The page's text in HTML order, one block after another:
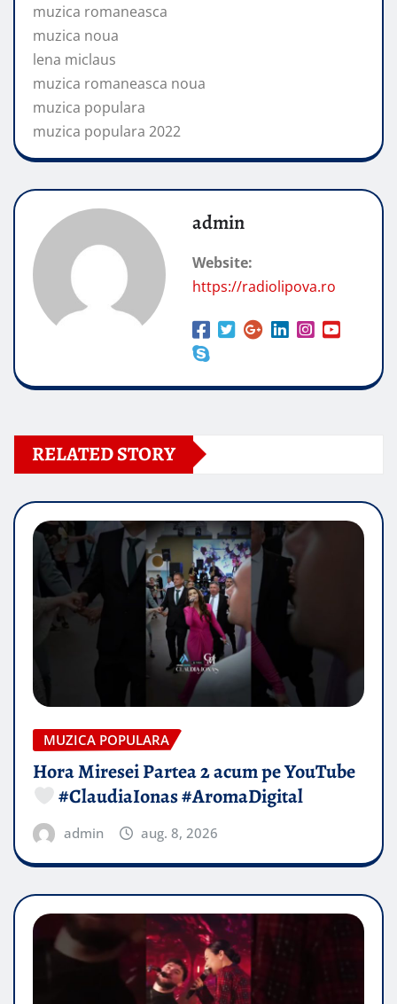
muzica romaneasca
muzica noua
lena miclaus
muzica romaneasca noua
muzica populara
muzica populara 2022
admin
Website:
https://radiolipova.ro
RELATED STORY
MUZICA POPULARA
Hora Miresei Partea 2 acum pe YouTube
#ClaudiaIonas #AromaDigital
admin aug. 8, 2026